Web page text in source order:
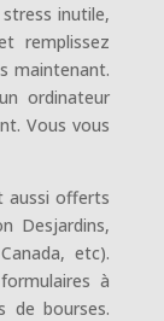
inutile,
remplissez
maintenant.
ordinateur
Vous vous
aussi offerts
Desjardins,
etc).
à
de bourses.